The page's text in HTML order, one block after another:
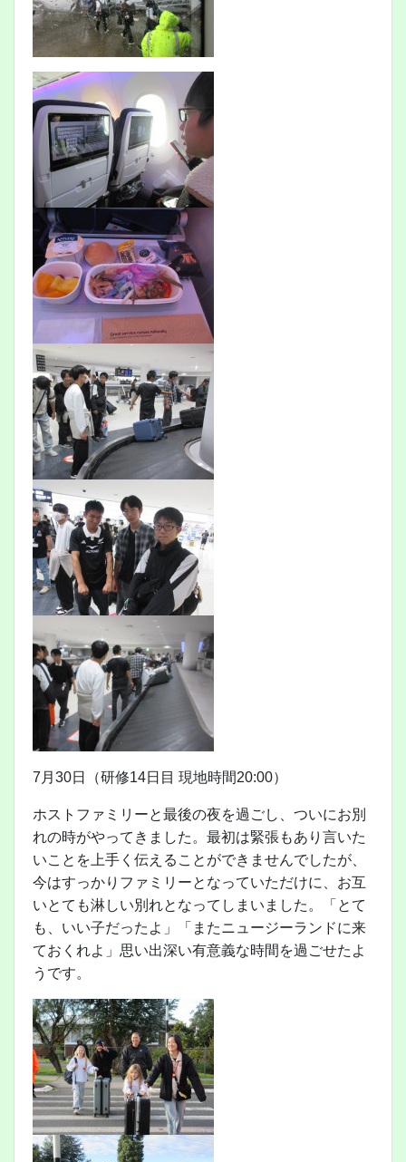
7月30日（研修14日目 現地時間20:00）
ホストファミリーと最後の夜を過ごし、ついにお別
れの時がやってきました。最初は緊張もあり言いた
いことを上手く伝えることができませんでしたが、
今はすっかりファミリーとなっていただけに、お互
いとても淋しい別れとなってしまいました。「とて
も、いい子だったよ」「またニュージーランドに来
ておくれよ」思い出深い有意義な時間を過ごせたよ
うです。